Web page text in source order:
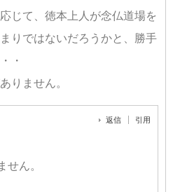
じて、徳本上人が念仏道場を
りではないだろうかと、勝手
・
りません。
返信 引用
せん。